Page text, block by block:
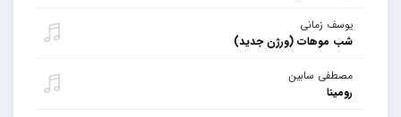
یوسف زمانی
شب موهات (ورژن جدید)
مصطفی سابین
رومینا